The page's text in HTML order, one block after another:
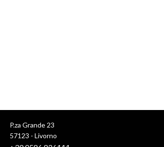
P.za Grande 23
57123 - Livorno